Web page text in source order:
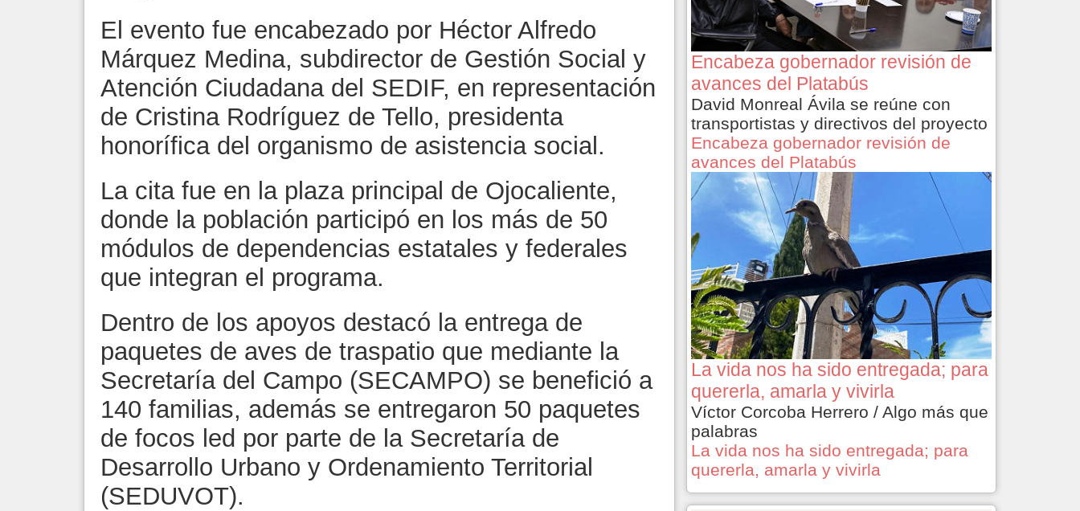
El evento fue encabezado por Héctor Alfredo
Márquez Medina, subdirector de Gestión Social y
Atención Ciudadana del SEDIF, en representación
de Cristina Rodríguez de Tello, presidenta
honorífica del organismo de asistencia social.
La cita fue en la plaza principal de Ojocaliente,
donde la población participó en los más de 50
módulos de dependencias estatales y federales
que integran el programa.
Dentro de los apoyos destacó la entrega de
paquetes de aves de traspatio que mediante la
Secretaría del Campo (SECAMPO) se benefició a
140 familias, además se entregaron 50 paquetes
de focos led por parte de la Secretaría de
Desarrollo Urbano y Ordenamiento Territorial
(SEDUVOT).
Encabeza gobernador revisión de
avances del Platabús
David Monreal Ávila se reúne con
transportistas y directivos del proyecto
Encabeza gobernador revisión de
avances del Platabús
La vida nos ha sido entregada; para
quererla, amarla y vivirla
Víctor Corcoba Herrero / Algo más que
palabras
La vida nos ha sido entregada; para
quererla, amarla y vivirla